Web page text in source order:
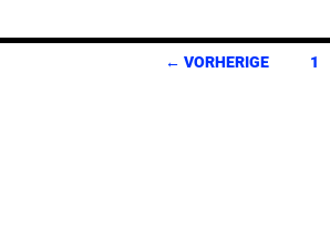
← VORHERIGE 1